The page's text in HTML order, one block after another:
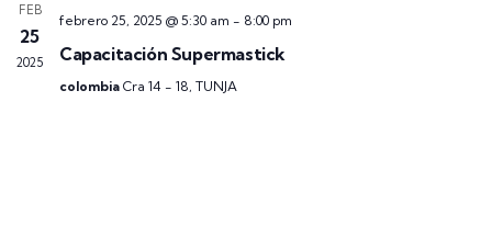
FEB
25
2025
febrero 25, 2025 @ 5:30 am - 8:00 pm
Capacitación Supermastick
colombia Cra 14 - 18, TUNJA